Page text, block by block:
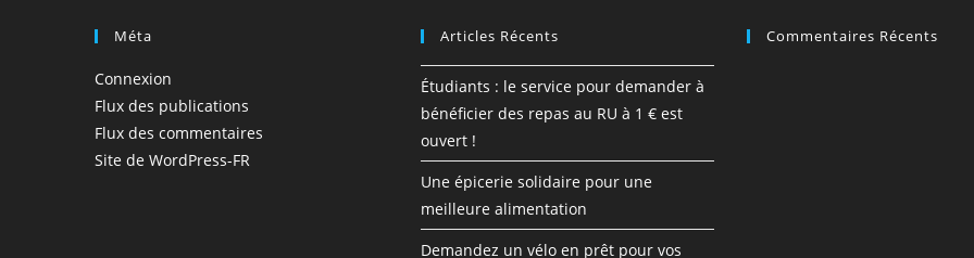
Méta
Connexion
Flux des publications
Flux des commentaires
Site de WordPress-FR
Articles Récents
Étudiants : le service pour demander à
bénéficier des repas au RU à 1 € est
ouvert !
Une épicerie solidaire pour une
meilleure alimentation
Demandez un vélo en prêt pour vos
Commentaires Récents